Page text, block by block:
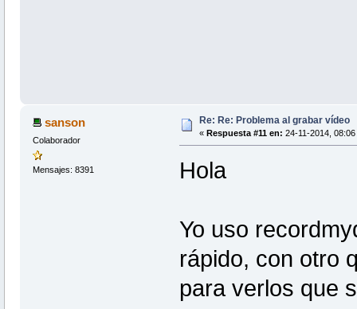
sanson
Colaborador
Mensajes: 8391
Re: Re: Problema al grabar vídeo
« Respuesta #11 en: 24-11-2014,
Hola
Yo uso
rápido, con otro
para verlos que